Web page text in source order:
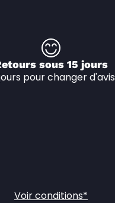
sous 15 jours
pour changer d'avis
Voir conditions*